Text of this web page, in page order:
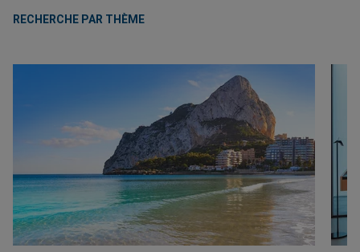
RECHERCHE PAR THÈME